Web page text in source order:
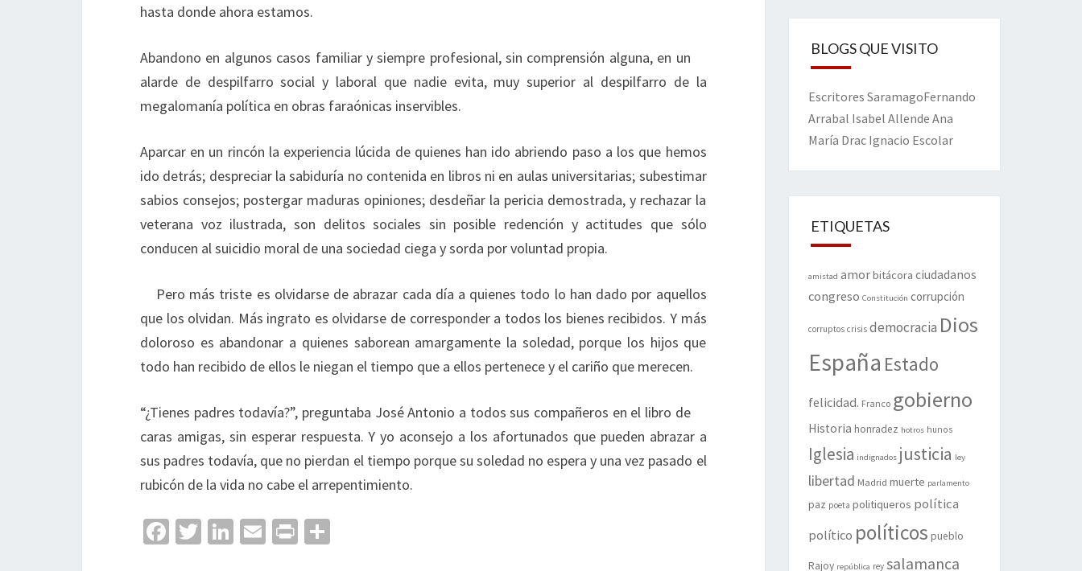
hasta donde ahora estamos.
Abandono en algunos casos familiar y siempre profesional, sin comprensión alguna, en un
alarde de despilfarro social y laboral que nadie evita, muy superior al despilfarro de la
megalomanía política en obras faraónicas inservibles.
Aparcar en un rincón la experiencia lúcida de quienes han ido abriendo paso a los que hemos
ido detrás; despreciar la sabiduría no contenida en libros ni en aulas universitarias; subestimar
sabios consejos; postergar maduras opiniones; desdeñar la pericia demostrada, y rechazar la
veterana voz ilustrada, son delitos sociales sin posible redención y actitudes que sólo
conducen al suicidio moral de una sociedad ciega y sorda por voluntad propia.
Pero más triste es olvidarse de abrazar cada día a quienes todo lo han dado por aquellos
que los olvidan. Más ingrato es olvidarse de corresponder a todos los bienes recibidos. Y más
doloroso es abandonar a quienes saborean amargamente la soledad, porque los hijos que
todo han recibido de ellos le niegan el tiempo que a ellos pertenece y el cariño que merecen.
“¿Tienes padres todavía?”, preguntaba José Antonio a todos sus compañeros en el libro de
caras amigas, sin esperar respuesta. Y yo aconsejo a los afortunados que pueden abrazar a
sus padres todavía, que no pierdan el tiempo porque su soledad no espera y una vez pasado el
rubicón de la vida no cabe el arrepentimiento.
Fa T
Li
E
Pr
BLOGS QUE VISITO
Escritores SaramagoFernando
Arrabal Isabel Allende Ana
María Drac Ignacio Escolar
ETIQUETAS
amistad amorbitácora ciudadanos
congreso Constitución corrupción
corruptos crisis democracia Dios
España Estado
felicidad. Franco gobierno
Historia honradez hotros hunos
Iglesia indignados justicia ley
libertad Madrid muerte parlamento
paz poeta politiqueros política
político políticos pueblo
Rajoy república rey salamanca